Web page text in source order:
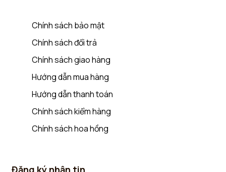
Chính sách bảo mật
Chính sách đổi trả
Chính sách giao hàng
Hướng dẫn mua hàng
Hướng dẫn thanh toán
Chính sách kiểm hàng
Chính sách hoa hồng